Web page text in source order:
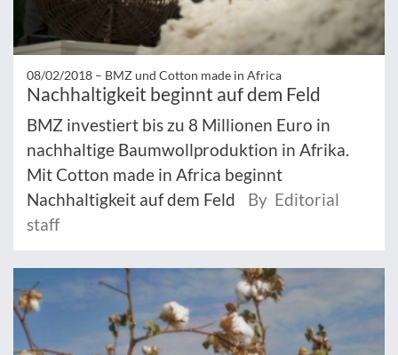
08/02/2018 – BMZ und Cotton made in Africa
Nachhaltigkeit beginnt auf dem Feld
BMZ investiert bis zu 8 Millionen Euro in
nachhaltige Baumwollproduktion in Afrika.
Mit Cotton made in Africa beginnt
Nachhaltigkeit auf dem Feld
By Editorial
staff